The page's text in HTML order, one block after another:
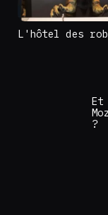
L'hôtel des
Et
?